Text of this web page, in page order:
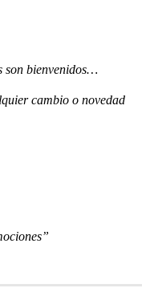
son bienvenidos…
cambio o novedad